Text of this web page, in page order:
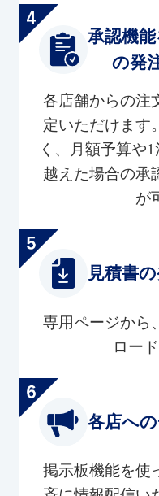
承認機
の発
各店舗からの注
定いただけます
く、月額予算や
越えた場合の承
が
見積書
専用ページから
ロー
各店へ
掲示板機能を使